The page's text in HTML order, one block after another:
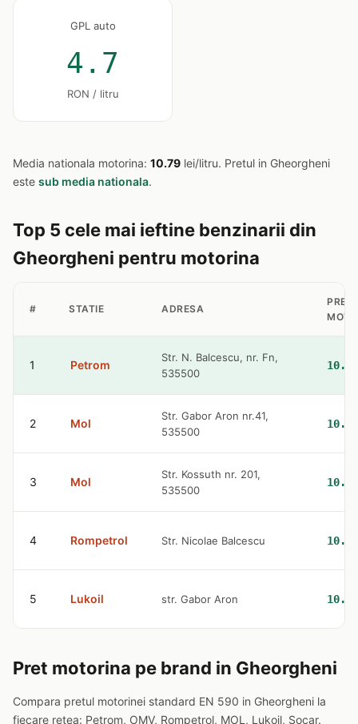
GPL auto
4.7
RON / litru
Media nationala motorina: 10.79 lei/litru. Pretul in Gheorgheni
este sub media nationala.
Top 5 cele mai ieftine benzinarii din
Gheorgheni pentru motorina
# STATIE ADRESA
PRET
1 Petrom
Str. N. Balcescu, nr. Fn,
535500
2 Mol
Str. Gabor Aron nr.41,
535500
3 Mol
Str. Kossuth nr. 201,
535500
4 Rompetrol Str. Nicolae Balcescu
5 Lukoil str. Gabor Aron
Pret motorina pe brand in Gheorgheni
Compara pretul motorinei standard EN 590 in Gheorgheni la
fiecare retea: Petrom, OMV, Rompetrol, MOL, Lukoil, Socar.